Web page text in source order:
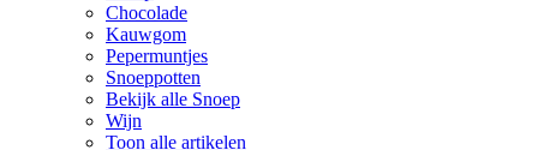
Chocolade
Kauwgom
Pepermuntjes
Snoeppotten
Bekijk alle Snoep
Wijn
Toon alle artikelen